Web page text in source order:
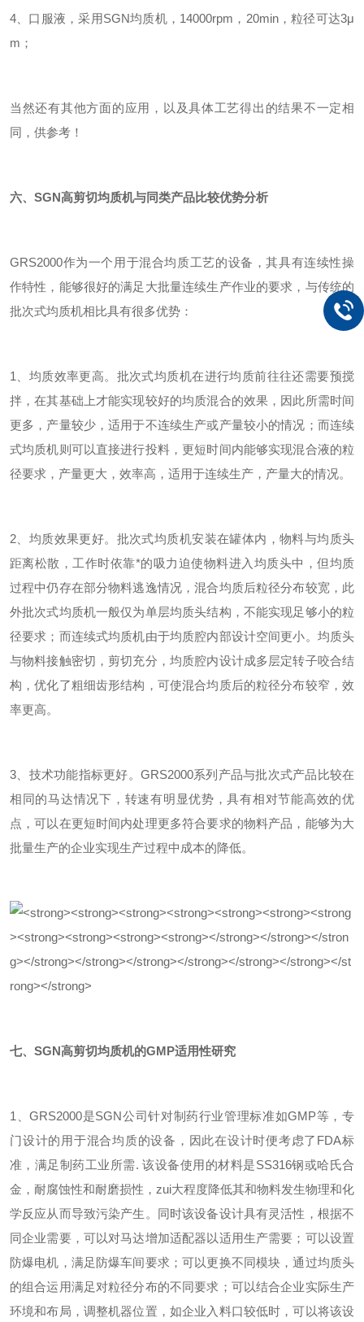
4、口服液，采用SGN均质机，14000rpm，20min，粒径可达3μ
m；
当然还有其他方面的应用，以及具体工艺得出的结果不一定相
同，供参考！
六、SGN高剪切均质机与同类产品比较优势分析
GRS2000作为一个用于混合均质工艺的设备，其具有连续性操
作特性，能够很好的满足大批量连续生产作业的要求，与传统的
批次式均质机相比具有很多优势：
1、均质效率更高。批次式均质机在进行均质前往往还需要预搅
拌，在其基础上才能实现较好的均质混合的效果，因此所需时间
更多，产量较少，适用于不连续生产或产量较小的情况；而连续
式均质机则可以直接进行投料，更短时间内能够实现混合液的粒
径要求，产量更大，效率高，适用于连续生产，产量大的情况。
2、均质效果更好。批次式均质机安装在罐体内，物料与均质头
距离松散，工作时依靠*的吸力迫使物料进入均质头中，但均质
过程中仍存在部分物料逃逸情况，混合均质后粒径分布较宽，此
外批次式均质机一般仅为单层均质头结构，不能实现足够小的粒
径要求；而连续式均质机由于均质腔内部设计空间更小。 均质头
与物料接触密切，剪切充分，均质腔内设计成多层定转子咬合结
构，优化了粗细齿形结构，可使混合均质后的粒径分布较窄，效
率更高。
3、技术功能指标更好。GRS2000系列产品与批次式产品比较在
相同的马达情况下，转速有明显优势，具有相对节能高效的优
点，可以在更短时间内处理更多符合要求的物料产品，能够为大
批量生产的企业实现生产过程中成本的降低。
七、SGN高剪切均质机的GMP适用性研究
1、GRS2000是SGN公司针对制药行业管理标准如GMP等，专
门设计的用于混合均质的设备，因此在设计时便考虑了FDA标
准，满足制药工业所需. 该设备使用的材料是SS316钢或哈氏合
金，耐腐蚀性和耐磨损性，zui大程度降低其和物料发生物理和化
学反应从而导致污染产生。同时该设备设计具有灵活性，根据不
同企业需要，可以对马达增加适配器以适用生产需要；可以设置
防爆电机，满足防爆车间要求；可以更换不同模块，通过均质头
的组合运用满足对粒径分布的不同要求；可以结合企业实际生产
环境和布局，调整机器位置，如企业入料口较低时，可以将该设